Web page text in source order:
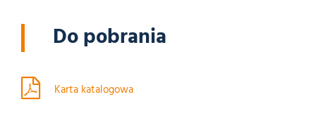
Do pobrania
Karta katalogowa